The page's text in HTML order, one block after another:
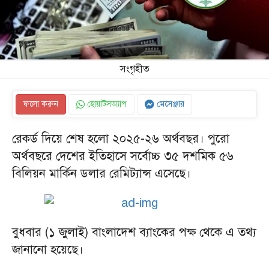
সংগৃহীত
ফলো করুন হোয়াটসঅ্যাপ মেসেঞ্জার
রেকর্ড দিয়ে শেষ হলো ২০২৫-২৬ অর্থবছর। পুরো
অর্থবছরে দেশের ইতিহাসে সর্বোচ্চ ৩৫ দশমিক ৫৬
বিলিয়ন মার্কিন ডলার রেমিট্যান্স এসেছে।
বুধবার (১ জুলাই) বাংলাদেশ ব্যাংকের পক্ষ থেকে এ তথ্য
জানানো হয়েছে।